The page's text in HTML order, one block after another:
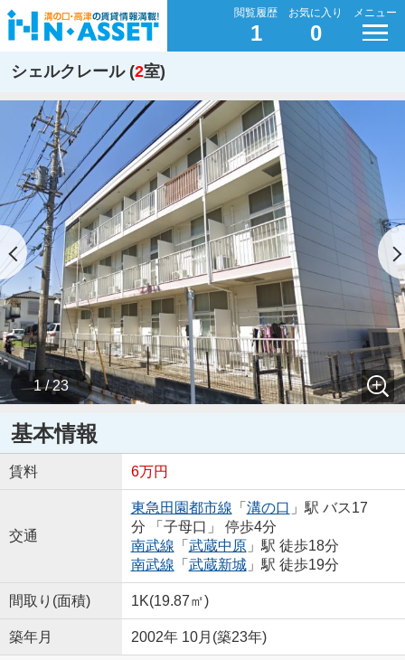
閲覧履歴
1
お気に入り
0
メニュー
シェルクレール (2室)
1 / 23
基本情報
賃料 6万円
交通
東急田園都市線 「 溝の口 」駅 バス17
分 「子母口」 停歩4分
南武線 「 武蔵中原」駅 徒歩18分
南武線 「 武蔵新城」駅 徒歩19分
間取り(面積) 1K(19.87㎡)
築年月 2002年 10月(築23年)